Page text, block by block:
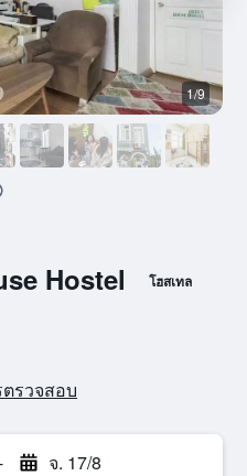
Hostel โฮสเทล
รวจสอบ
จ. 17/8
1/9